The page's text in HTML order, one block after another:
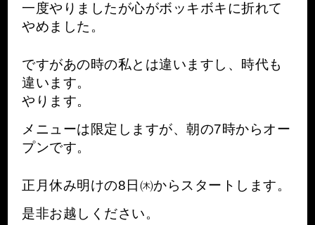
一度やりましたが心がボッキボキに折れて
やめました。
ですがあの時の私とは違いますし、時代も
違います。
やります。
メニューは限定しますが、朝の7時からオー
プンです。
正月休み明けの8日㈭からスタートします。
是非お越しください。